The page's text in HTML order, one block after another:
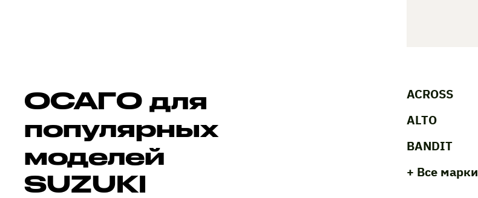
ОСАГО для
популярных
моделей
SUZUKI
ACROSS
ALTO
BANDIT
+ Все марки